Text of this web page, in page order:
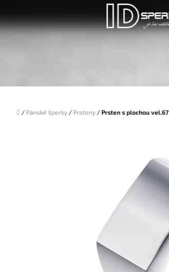
obsah
Domů
/ Pánské šperky / Prsteny / Prsten s plochou vel.67